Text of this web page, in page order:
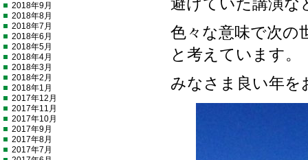
避けていた講演な
色々な意味で次の
と考えています。
みなさま良い年を
2018年9月
2018年8月
2018年7月
2018年6月
2018年5月
2018年4月
2018年3月
2018年2月
2018年1月
2017年12月
2017年11月
2017年10月
2017年9月
2017年8月
2017年7月